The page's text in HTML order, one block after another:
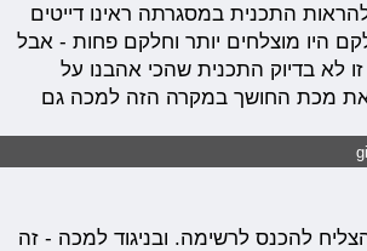
התכנית במסגרתה ראינו דייטים
היו מוצלחים יותר וחלקם פחות - אבל
לא בדיוק התכנית שהכי אהבנו על
מכת החושך במקרה הזה למכה גם
להכנס לרשימה. ובניגוד למכה - זה